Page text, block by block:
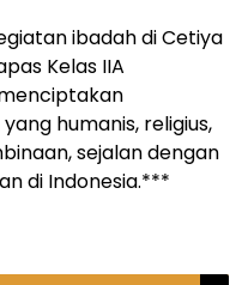
ibadah di Cetiya
Kelas IIA
humanis, religius,
sejalan dengan
di Indonesia.***